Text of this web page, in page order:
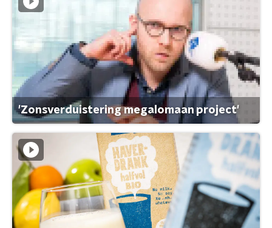
'Zonsverduistering megalomaan project'